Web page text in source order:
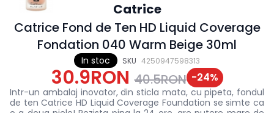
In stoc SKU 4250947598313
Catrice
Catrice Fond de Ten HD Liquid Coverage
Fondation 040 Warm Beige 30ml
30.9RON 40.5RON -24%
Intr-un ambalaj inovator, din sticla mata, cu pipeta, fondul
de ten Catrice HD Liquid Coverage Foundation se simte ca